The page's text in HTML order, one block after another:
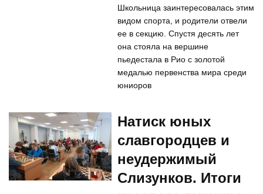
Школьница заинтересовалась этим
видом спорта, и родители отвели
ее в секцию. Спустя десять лет
она стояла на вершине
пьедестала в Рио с золотой
медалью первенства мира среди
юниоров
Натиск юных
славгородцев и
неудержимый
Слизунков. Итоги